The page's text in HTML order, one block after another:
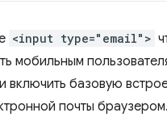
<input type="email">
мобильным
включить базовую
почты